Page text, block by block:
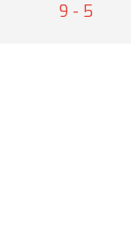
9 - 5